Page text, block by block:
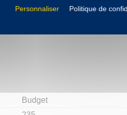
Budget
Personnaliser Politique de